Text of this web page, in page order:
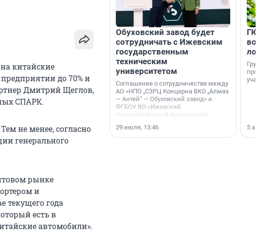
китайские
до 70% и
Дмитрий Щеглов,
СПАРК.
не менее, согласно
генерального
рынке
и
текущего года
есть в
автомобили».
Обуховский завод будет
сотрудничать с Ижевским
государственным
техническим
университетом
Соглашение о сотрудничестве между
АО «НПО „СЗРЦ Концерна ВКО „Алмаз
— Антей“ — Обуховский завод» и
ФГБОУ ВО «Ижевский
государственный технический
Калашникова» (ИжГТУ) было
подписано 17 июля 2026 года в
29 июля, 13:46
ГК
Группа
5